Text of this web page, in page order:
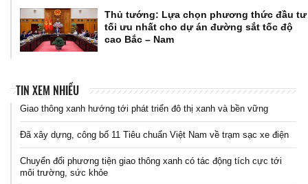
Thủ tướng: Lựa chọn phương thức đầu tư
tối ưu nhất cho dự án đường sắt tốc độ
cao Bắc – Nam
TIN XEM NHIỀU
Giao thông xanh hướng tới phát triển đô thị xanh và bền vững
Đã xây dựng, công bố 11 Tiêu chuẩn Việt Nam về trạm sạc xe điện
Chuyển đổi phương tiện giao thông xanh có tác động tích cực tới
môi trường, sức khỏe